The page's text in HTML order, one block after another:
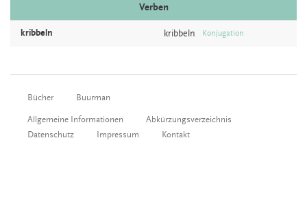
Verben
kribbeln kribbeln Konjugation
Bücher Buurman
Allgemeine Informationen
Abkürzungsverzeichnis
Datenschutz
Impressum Kontakt